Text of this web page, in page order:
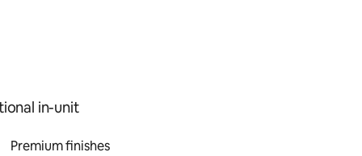
in-unit
Premium finishes